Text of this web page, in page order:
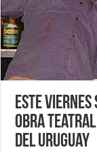
Este
obra teatral
del Uruguay